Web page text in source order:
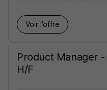
Voir l’offre
Product Manager
H/F